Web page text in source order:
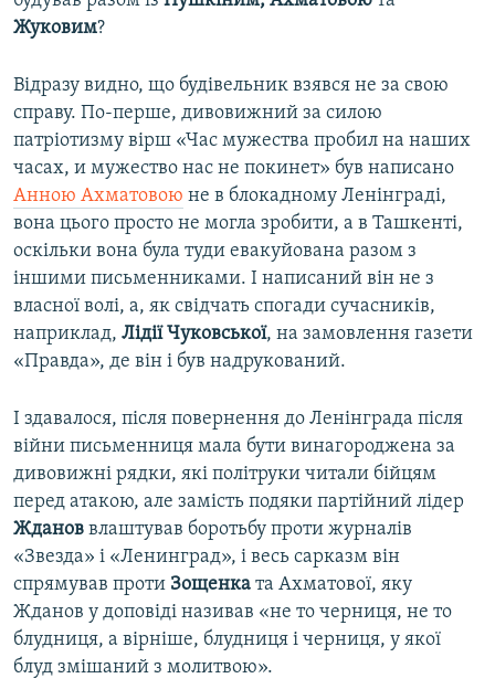
Жуковим?
Відразу видно, що будівельник взявся не за свою
справу. По-перше, дивовижний за силою
патріотизму вірш «Час мужества пробил на наших
часах, и мужество нас не покинет» був написано
Анною Ахматовою не в блокадному Ленінграді,
вона цього просто не могла зробити, а в Ташкенті,
оскільки вона була туди евакуйована разом з
іншими письменниками. І написаний він не з
власної волі, а, як свідчать спогади сучасників,
наприклад, Лідії Чуковської, на замовлення газети
«Правда», де він і був надрукований.
І здавалося, після повернення до Ленінграда після
війни письменниця мала бути винагороджена за
дивовижні рядки, які політруки читали бійцям
перед атакою, але замість подяки партійний лідер
Жданов влаштував боротьбу проти журналів
«Звезда» і «Ленинград», і весь сарказм він
спрямував проти Зощенка та Ахматової, яку
Жданов у доповіді називав «не то черниця, не то
блудниця, а вірніше, блудниця і черниця, у якої
блуд змішаний з молитвою».